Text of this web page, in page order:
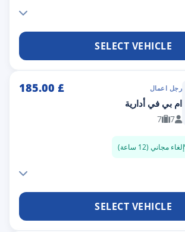
SELECT VEHICLE
رجل اعمال £
185.00
ام بي في أدارية
7
7
إلغاء مجاني (12 ساعة)
SELECT VEHICLE